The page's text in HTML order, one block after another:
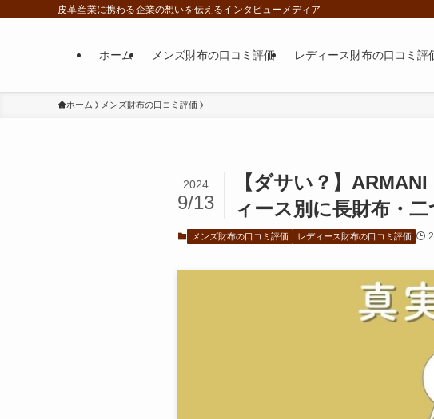
皮革産業に携わる企業の想いを伝えるインタビューメディア
ホーム メンズ財布の口コミ評価 レディース財布の口コミ評
ホーム メンズ財布の口コミ評価
【ダサい？】
ィース別に長財布・
2024
9/13
メンズ財布の口コミ評価 レディース財布の口コミ評価